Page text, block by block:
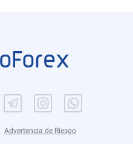
Advertencia de Riesgo